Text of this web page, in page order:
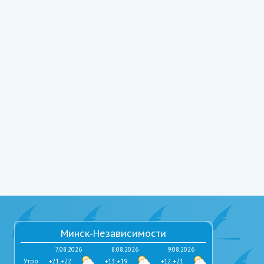
Минск-Независимости
7.08.2026
+21..+22
8.08.2026
+13..+19
9.08.2026
+12..+21
Утро